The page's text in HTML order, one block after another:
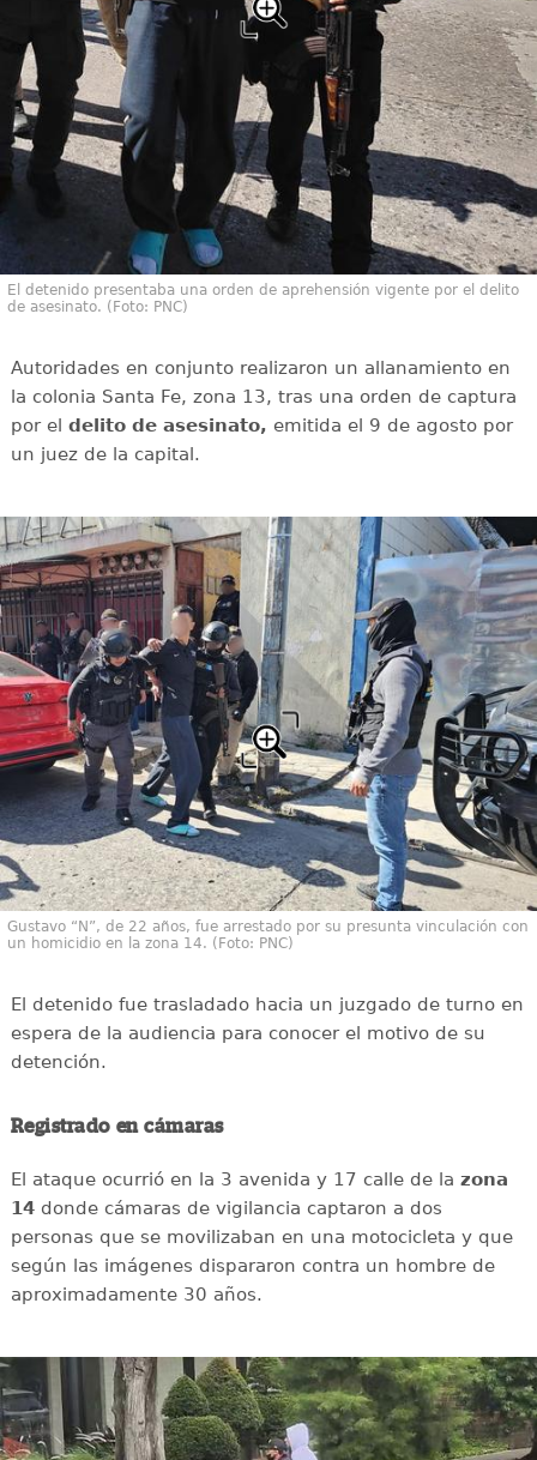
El detenido presentaba una orden de aprehensión vigente por el delito
de asesinato. (Foto: PNC)
Autoridades en conjunto realizaron un allanamiento en
la colonia Santa Fe, zona 13, tras una orden de captura
por el delito de asesinato, emitida el 9 de agosto por
un juez de la capital.
Gustavo “N”, de 22 años, fue arrestado por su presunta vinculación con
un homicidio en la zona 14. (Foto: PNC)
El detenido fue trasladado hacia un juzgado de turno en
espera de la audiencia para conocer el motivo de su
detención.
Registrado en cámaras
El ataque ocurrió en la 3 avenida y 17 calle de la zona
14donde cámaras de vigilancia captaron a dos
personas que se movilizaban en una motocicleta y que
según las imágenes dispararon contra un hombre de
aproximadamente 30 años.